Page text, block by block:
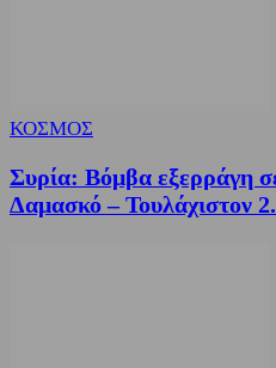
ΚΟΣΜΟΣ
Συρία: Βόμβα εξερράγη
Δαμασκό – Τουλάχιστον